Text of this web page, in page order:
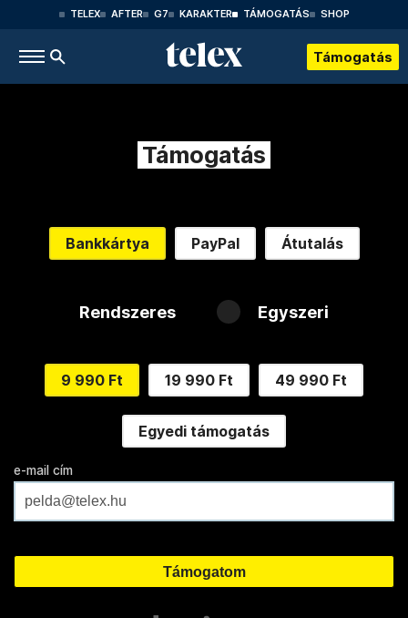
TELEX AFTER G7 KARAKTER TÁMOGATÁS SHOP
Támogatás
Támogatás
Bankkártya PayPal Átutalás
Rendszeres Egyszeri
9 990 Ft 19 990 Ft 49 990 Ft
Egyedi támogatás
e-mail cím